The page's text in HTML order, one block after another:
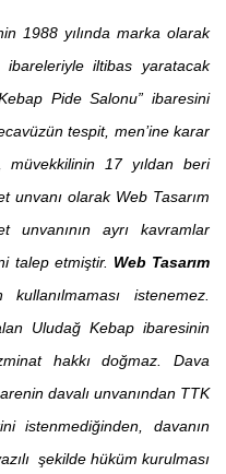
1988 yılında marka olarak
iltibas yaratacak
Pide Salonu” ibaresini
tespit, men’ine karar
müvekkilinin 17 yıldan beri
unvanı olarak Web Tasarım
unvanının ayrı kavramlar
talep etmiştir. Web Tasarım
istenemez.
Uludağ Kebap ibaresinin
hakkı doğmaz. Dava
davalı unvanından TTK
istenmediğinden, davanın
şekilde hüküm kurulması